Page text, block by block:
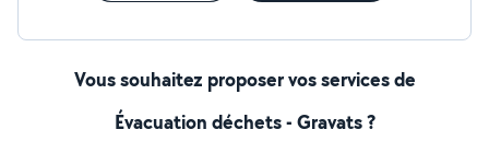
Vous souhaitez proposer vos services de
Évacuation déchets - Gravats ?